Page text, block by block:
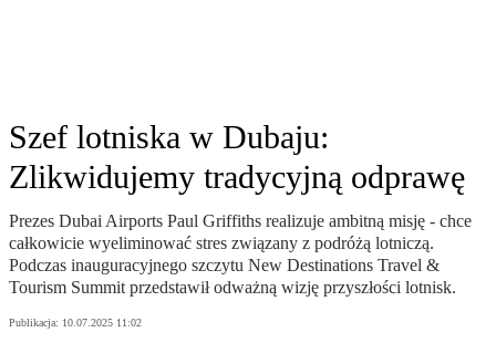
Szef lotniska w Dubaju:
Zlikwidujemy tradycyjną odprawę
Prezes Dubai Airports Paul Griffiths realizuje ambitną misję - chce
całkowicie wyeliminować stres związany z podróżą lotniczą.
Podczas inauguracyjnego szczytu New Destinations Travel &
Tourism Summit przedstawił odważną wizję przyszłości lotnisk.
Publikacja: 10.07.2025 11:02